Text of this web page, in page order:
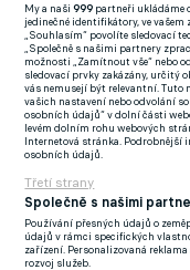
FlashFutbal (SK)
Tenisportal.cz
Tenisové zprávy
na Livesportu
Podmínky užití
Zásady ochrany osobních
My a naši999 partneři ukládáme
jedinečné identifikátory, ve
„Souhlasím“ povolíte sledovací
„Společně s našimi partnery
možnosti „Zamítnout vše“ nebo
sledovací prvky zakázány, určitý
vás nemusejí být relevantní.
vašich nastavení nebo odvolání
osobních údajů“ v dolní části
levém dolním rohu webových
Internetová stránka. Podrobnější
osobních údajů.
Třetí strany
Společně s našimi
Používání přesných údajů o
údajů v rámci specifických
zařízení. Personalizovaná
rozvoj služeb.